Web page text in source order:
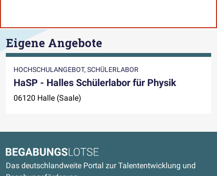
Eigene Angebote
HOCHSCHULANGEBOT, SCHÜLERLABOR
HaSP - Halles Schülerlabor für Physik
06120 Halle (Saale)
Begabungslotse
Das deutschlandweite Portal zur Talententwicklung und